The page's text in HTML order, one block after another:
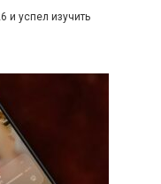
и успел изучить